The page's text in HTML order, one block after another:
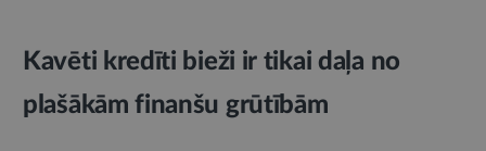
Kavēti kredīti bieži ir tikai daļa no
plašākām finanšu grūtībām